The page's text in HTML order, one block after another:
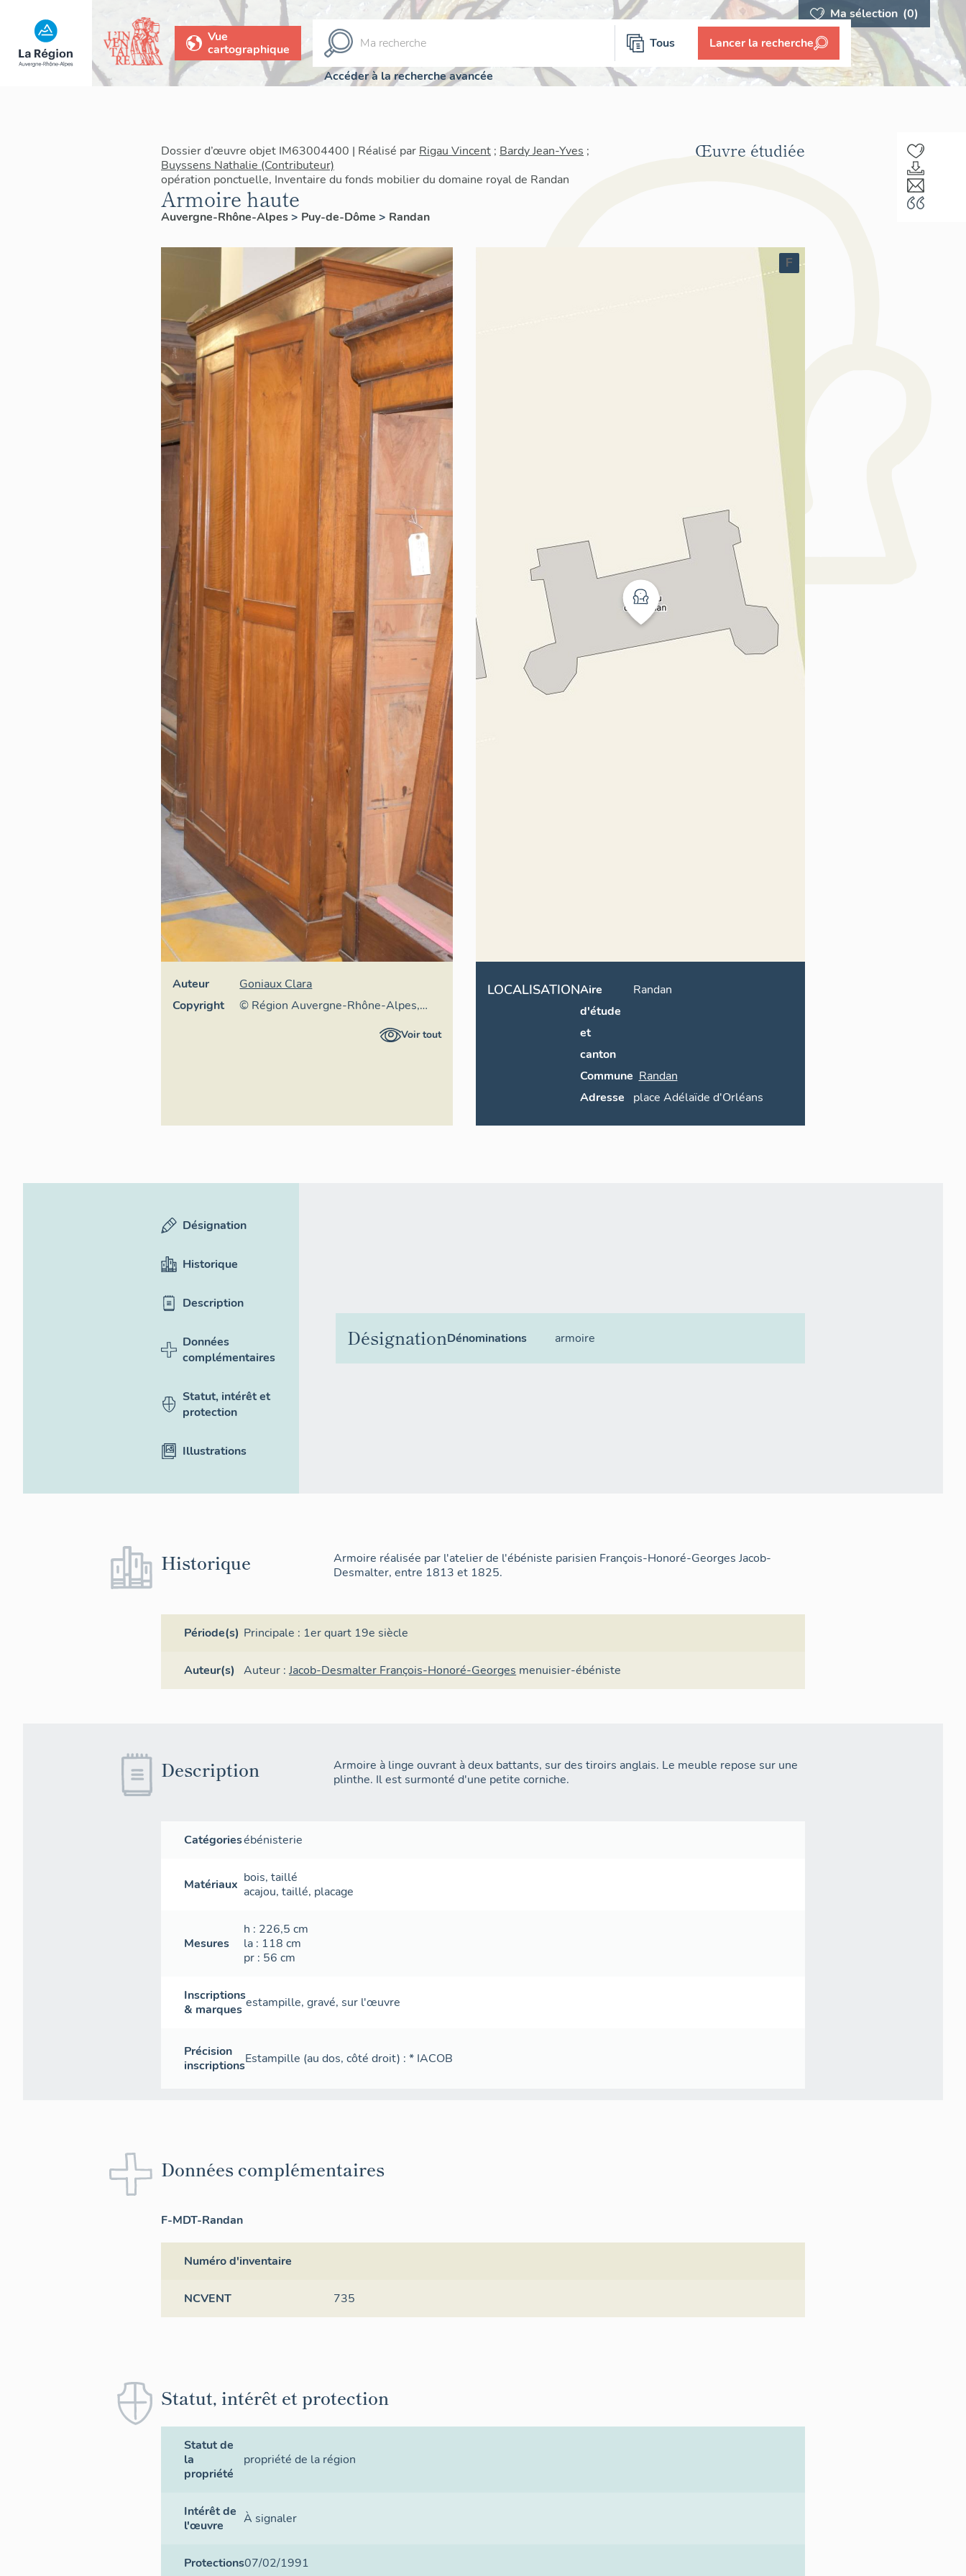
Ma sélection (0)
Vue
cartographique
Tous Lancer la recherche
Accéder à la recherche avancée
Dossier d’œuvre objet IM63004400 | Réalisé par Rigau Vincent ; Bardy Jean-Yves ;
Buyssens Nathalie (Contributeur)
opération ponctuelle, Inventaire du fonds mobilier du domaine royal de Randan
Armoire haute
Auvergne-Rhône-Alpes> Puy-de-Dôme > Randan
Œuvre étudiée
Auteur
Goniaux Clara
Copyright
© Région Auvergne-Rhône-Alpes,
Inventaire général du patrimoineVoir tout
F
LOCALISATIONAire
d'étude
et
canton
Randan
Commune Randan
Adresse
place Adélaïde d'Orléans
Désignation
Historique
Description
Données
complémentaires
Statut, intérêt et
protection
Illustrations
DésignationDénominations armoire
Historique
Armoire réalisée par l'atelier de l'ébéniste parisien François-Honoré-Georges Jacob-
Desmalter, entre 1813 et 1825.
Période(s) Principale : 1er quart 19e siècle
Auteur(s) Auteur :Jacob-Desmalter François-Honoré-Georges menuisier-ébéniste
Description
Armoire à linge ouvrant à deux battants, sur des tiroirs anglais. Le meuble repose sur une
plinthe. Il est surmonté d'une petite corniche.
Catégoriesébénisterie
Matériaux bois,taillé
acajou,taillé, placage
Mesures
h : 226,5cm
la : 118cm
pr : 56cm
Inscriptions
& marques estampille, gravé, sur l'œuvre
Précision
inscriptionsEstampille (au dos, côté droit) : * IACOB
Données complémentaires
F-MDT-Randan
Numéro d'inventaire
NCVENT 735
Statut, intérêt et protection
Statut de
la
propriété
propriété de la région
Intérêt de
l'œuvre
À signaler
Protections07/02/1991